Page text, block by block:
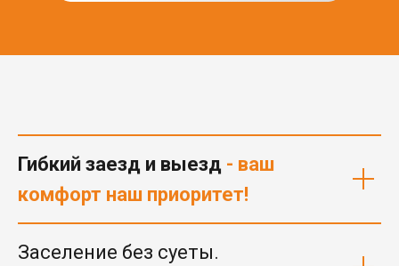
Гибкий заезд и выезд - ваш
комфорт наш приоритет!
Заселение без суеты.